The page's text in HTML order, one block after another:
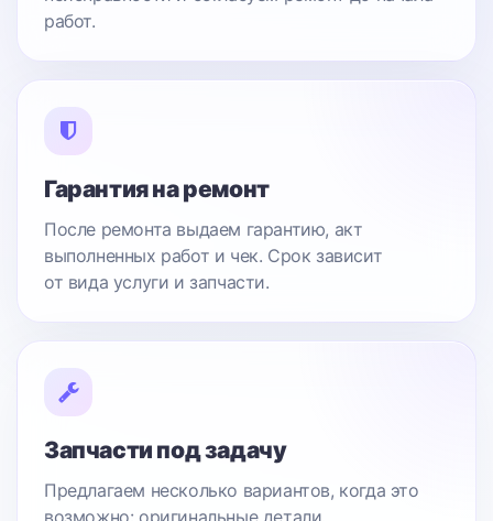
работ.
Гарантия на ремонт
После ремонта выдаем гарантию, акт
выполненных работ и чек. Срок зависит
от вида услуги и запчасти.
Запчасти под задачу
Предлагаем несколько вариантов, когда это
возможно: оригинальные детали,